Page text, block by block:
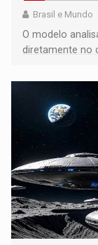
Brasil e Mundo
O modelo
diretamente no